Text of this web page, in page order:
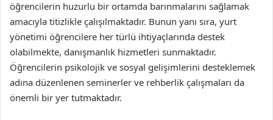
öğrencilerin huzurlu bir ortamda barınmalarını sağlamak
amacıyla titizlikle çalışılmaktadır. Bunun yanı sıra, yurt
yönetimi öğrencilere her türlü ihtiyaçlarında destek
olabilmekte, danışmanlık hizmetleri sunmaktadır.
Öğrencilerin psikolojik ve sosyal gelişimlerini desteklemek
adına düzenlenen seminerler ve rehberlik çalışmaları da
önemli bir yer tutmaktadır.